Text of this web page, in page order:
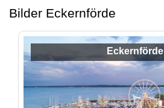
Bilder Eckernförde
Eckernförde